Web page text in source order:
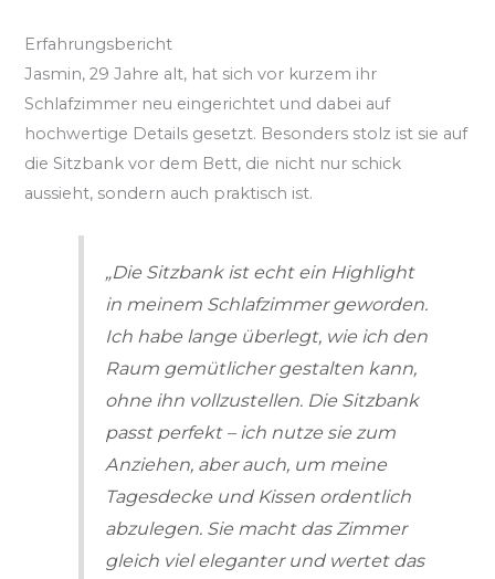
Erfahrungsbericht
Jasmin, 29 Jahre alt, hat sich vor kurzem ihr
Schlafzimmer neu eingerichtet und dabei auf
hochwertige Details gesetzt. Besonders stolz ist sie auf
die Sitzbank vor dem Bett, die nicht nur schick
aussieht, sondern auch praktisch ist.
„Die Sitzbank ist echt ein Highlight
in meinem Schlafzimmer geworden.
Ich habe lange überlegt, wie ich den
Raum gemütlicher gestalten kann,
ohne ihn vollzustellen. Die Sitzbank
passt perfekt – ich nutze sie zum
Anziehen, aber auch, um meine
Tagesdecke und Kissen ordentlich
abzulegen. Sie macht das Zimmer
gleich viel eleganter und wertet das